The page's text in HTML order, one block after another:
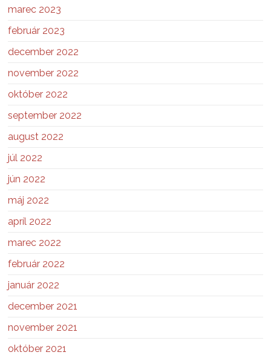
marec 2023
február 2023
december 2022
november 2022
október 2022
september 2022
august 2022
júl 2022
jún 2022
máj 2022
apríl 2022
marec 2022
február 2022
január 2022
december 2021
november 2021
október 2021